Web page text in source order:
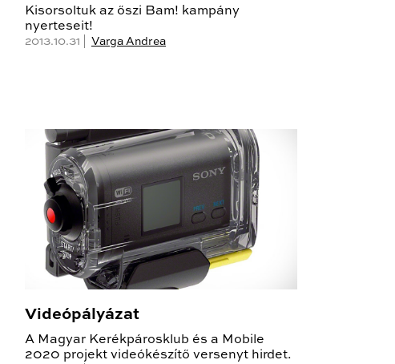
Kisorsoltuk az őszi Bam! kampány
nyerteseit!
2013.10.31 | Varga Andrea
Videópályázat
A Magyar Kerékpárosklub és a Mobile
2020 projekt videókészítő versenyt hirdet.